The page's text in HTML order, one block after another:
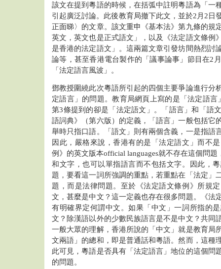
該文在提到粵語的時候，在括弧中註明粵語為「一
引起廣泛討論。此後教育局撤下此文，並於2月2日
正面睇〉的文章。該文重申《基本法》第九條的規
英文，英文也是正式語文」，以及《法定語文條例
是香港的法定語文」。這兩篇文章引發坊間熱烈討
論等，甚至香港電台製作的「議事論事」節目在2
「法定語言風波」。
鄧教授圍繞此次粵語所引起的四個主要爭論進行分
定語言」的問題。教育局網頁上寫的是「法定語
第3條提到的卻是「法定語文」。「語言」和「語
語詞典》（第六版）的定義，「語言」一般包括它
舉時只指口語。「語文」則有兩個含義，一是指語
因此，嚴格來說，香港有的是「法定語文」而不
例》的英文版本official languages就不存在這個問題
和文字，也可以單指語言而不包括文字。因此，
題，要看這一詞所強調的重點，若重點在「法定」
題，而是法律問題。至於《法定語文條例》所規
文，甚麼是中文？這一定義也存在很多問題。《法
有明確界定何謂中文。如果「中文」一詞所指的
文？除漢語以外的少數民族語言是不是中文？共同
一般大眾的理解，香港所說的「中文」就是教育局
文兩語」的總和，即是普通話和粵語。然而，這種
此可見，粵語是否具有「法定語言」地位的這個問
的問題。